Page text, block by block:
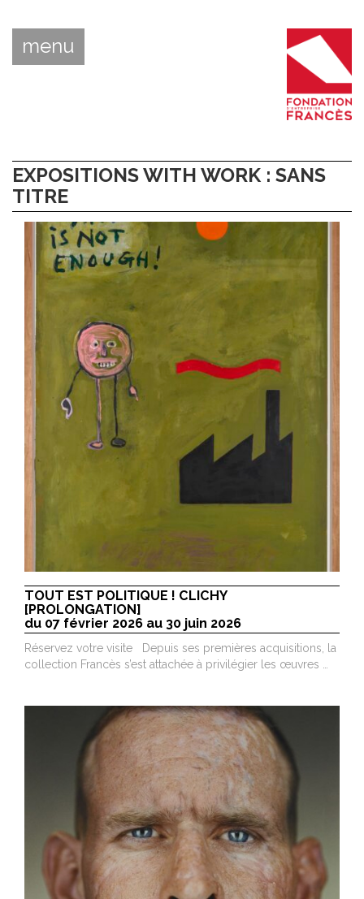
menu
EXPOSITIONS WITH WORK : SANS
TITRE
TOUT EST POLITIQUE ! CLICHY
[PROLONGATION]
du 07 février 2026 au 30 juin 2026
Réservez votre visite Depuis ses premières acquisitions, la
collection Francès s’est attachée à privilégier les œuvres …